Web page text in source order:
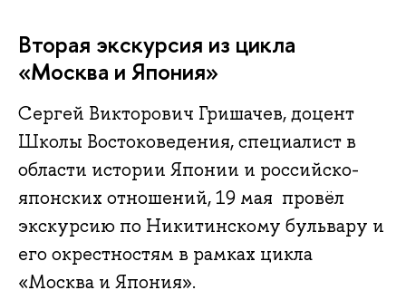
Вторая экскурсия из цикла
«Москва и Япония»
Сергей Викторович Гришачев, доцент
Школы Востоковедения, специалист в
области истории Японии и российско-
японских отношений, 19 мая провёл
экскурсию по Никитинскому бульвару и
его окрестностям в рамках цикла
«Москва и Япония».